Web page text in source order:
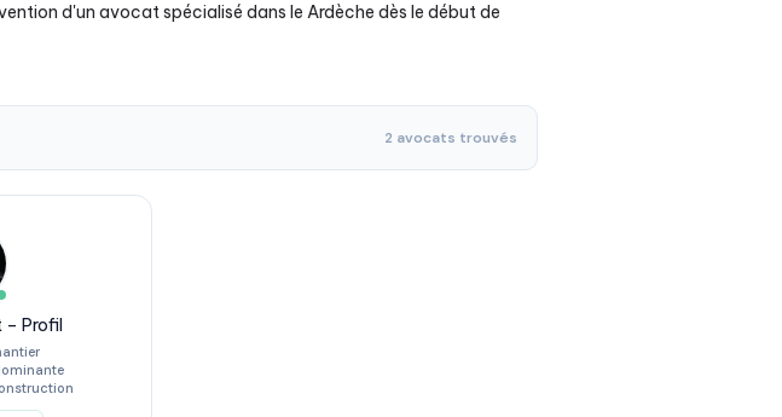
d'un avocat spécialisé dans le Ardèche dès le début de
2 avocats trouvés
– Profil